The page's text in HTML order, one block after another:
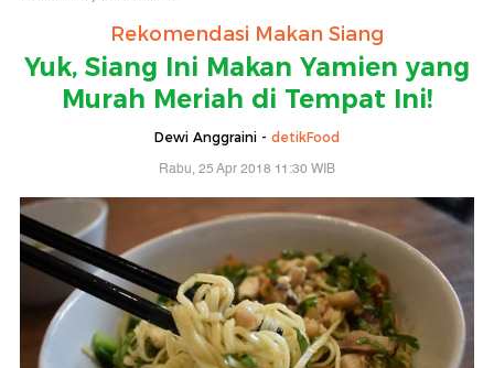
Rekomendasi Makan Siang
Yuk, Siang Ini Makan Yamien yang
Murah Meriah di Tempat Ini!
Dewi Anggraini - detikFood
Rabu, 25 Apr 2018 11:30 WIB